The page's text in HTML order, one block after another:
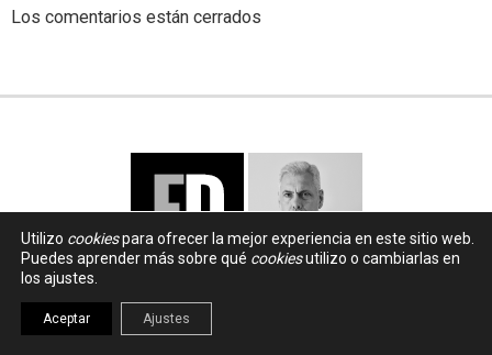
Los comentarios están cerrados
Utilizo cookiespara ofrecer la mejor experiencia en este sitio web.
Puedes aprender más sobre qué cookiesutilizo o cambiarlas en
los ajustes.
Aceptar Ajustes